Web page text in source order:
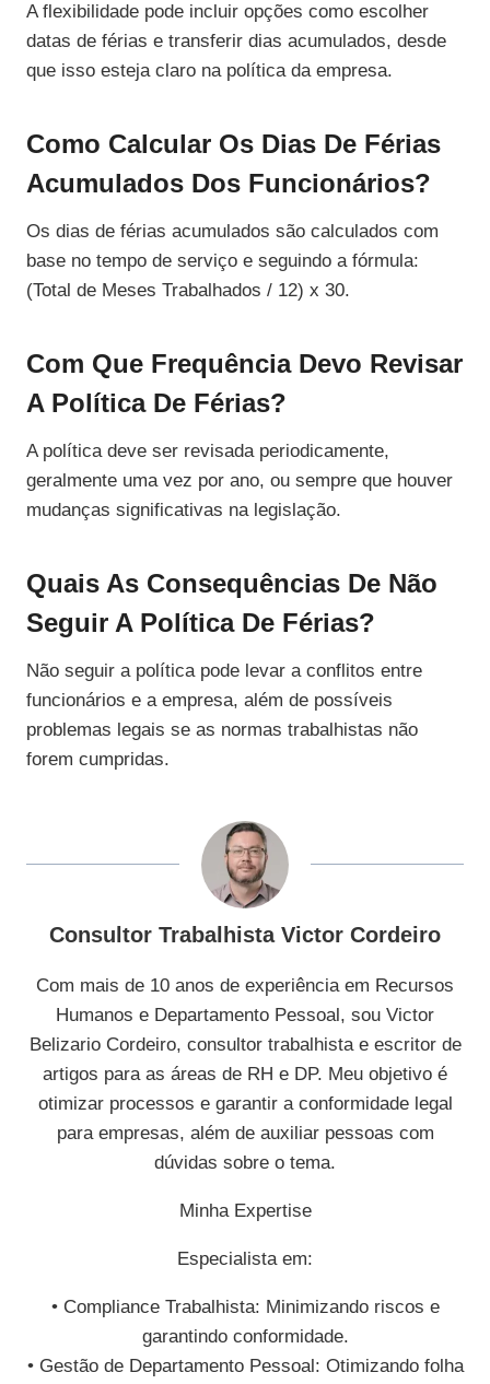
A flexibilidade pode incluir opções como escolher
datas de férias e transferir dias acumulados, desde
que isso esteja claro na política da empresa.
Como Calcular Os Dias De Férias
Acumulados Dos Funcionários?
Os dias de férias acumulados são calculados com
base no tempo de serviço e seguindo a fórmula:
(Total de Meses Trabalhados / 12) x 30.
Com Que Frequência Devo Revisar
A Política De Férias?
A política deve ser revisada periodicamente,
geralmente uma vez por ano, ou sempre que houver
mudanças significativas na legislação.
Quais As Consequências De Não
Seguir A Política De Férias?
Não seguir a política pode levar a conflitos entre
funcionários e a empresa, além de possíveis
problemas legais se as normas trabalhistas não
forem cumpridas.
Consultor Trabalhista Victor Cordeiro
Com mais de 10 anos de experiência em Recursos
Humanos e Departamento Pessoal, sou Victor
Belizario Cordeiro, consultor trabalhista e escritor de
artigos para as áreas de RH e DP. Meu objetivo é
otimizar processos e garantir a conformidade legal
para empresas, além de auxiliar pessoas com
dúvidas sobre o tema.
Minha Expertise
Especialista em:
• Compliance Trabalhista: Minimizando riscos e
garantindo conformidade.
• Gestão de Departamento Pessoal: Otimizando folha